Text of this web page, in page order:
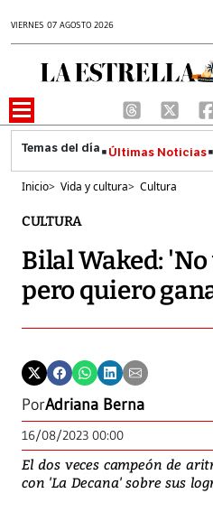
VIERNES 07 AGOSTO 2026
Últimas Noticias
Inicio> Vida y cultura> Cultura
CULTURA
Bilal Waked:
pero quiero
PorAdriana Berna
16/08/2023 00:00
El dos veces campeón de
con 'La Decana' sobre sus